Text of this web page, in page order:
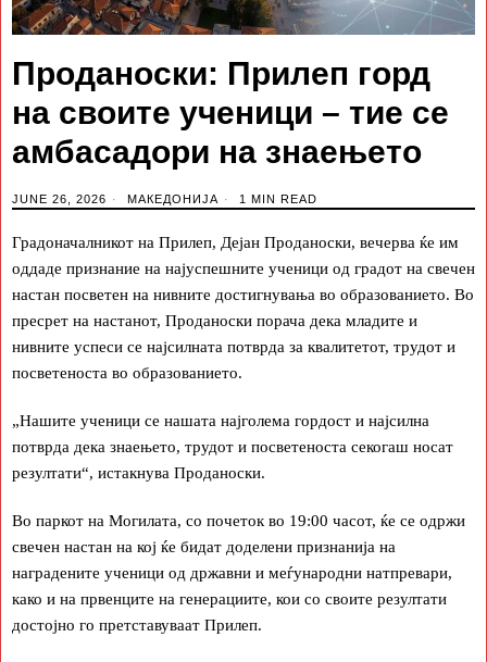
Проданоски: Прилеп горд
на своите ученици – тие се
амбасадори на знаењето
JUNE 26, 2026 МАКЕДОНИЈА 1 MIN READ
Градоначалникот на Прилеп, Дејан Проданоски, вечерва ќе им
оддаде признание на најуспешните ученици од градот на свечен
настан посветен на нивните достигнувања во образованието. Во
пресрет на настанот, Проданоски порача дека младите и
нивните успеси се најсилната потврда за квалитетот, трудот и
посветеноста во образованието.
„Нашите ученици се нашата најголема гордост и најсилна
потврда дека знаењето, трудот и посветеноста секогаш носат
резултати“, истакнува Проданоски.
Во паркот на Могилата, со почеток во 19:00 часот, ќе се одржи
свечен настан на кој ќе бидат доделени признанија на
наградените ученици од државни и меѓународни натпревари,
како и на првенците на генерациите, кои со своите резултати
достојно го претставуваат Прилеп.